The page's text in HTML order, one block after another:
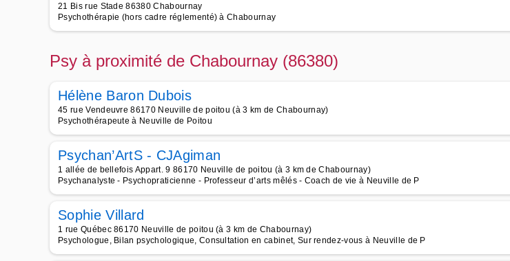
21 Bis rue Stade 86380 Chabournay
Psychothérapie (hors cadre réglementé) à Chabournay
Psy à proximité de Chabournay (86380)
Hélène Baron Dubois
45 rue Vendeuvre 86170 Neuville de poitou (à 3 km de Chabournay)
Psychothérapeute à Neuville de Poitou
Psychan’ArtS - CJAgiman
1 allée de bellefois Appart. 9 86170 Neuville de poitou (à 3 km de Chabournay)
Psychanalyste - Psychopraticienne - Professeur d’arts mêlés - Coach de vie à Neuville de P
Sophie Villard
1 rue Québec 86170 Neuville de poitou (à 3 km de Chabournay)
Psychologue, Bilan psychologique, Consultation en cabinet, Sur rendez-vous à Neuville de P